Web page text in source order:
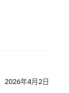
2026年4月2日